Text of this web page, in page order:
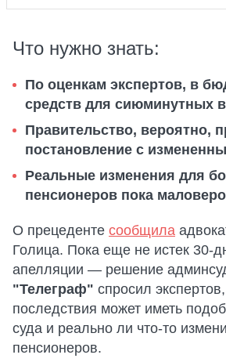
Что нужно знать:
По оценкам экспертов, в
средств для сиюминутных
Правительство, вероятно,
постановление с
Реальные изменения для
пенсионеров пока
О прецеденте сообщила
Голица. Пока еще не истек 30-
апелляции — решение
"Телеграф" спросил
последствия может иметь
суда и реально ли что-то
пенсионеров.